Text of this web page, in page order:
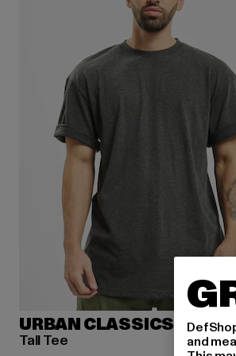
URBAN CLASSICS
Tall Tee
and